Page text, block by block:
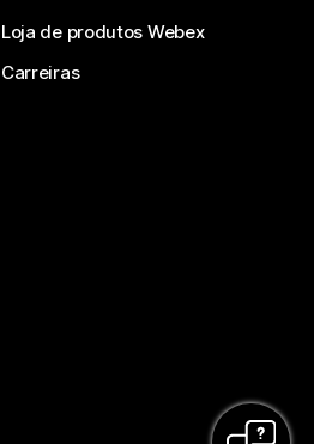
Loja de produtos Webex
Carreiras